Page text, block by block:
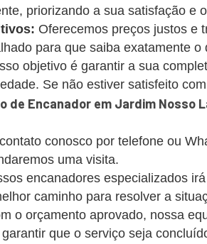
priorizando a sua satisfação e
Oferecemos preços justos e
para que saiba exatamente
objetivo é garantir a sua
Se não estiver satisfeito
de Encanador em Jardim Nosso
conosco por telefone ou
uma visita.
encanadores especializados
caminho para resolver a
o orçamento aprovado, nossa
que o serviço seja